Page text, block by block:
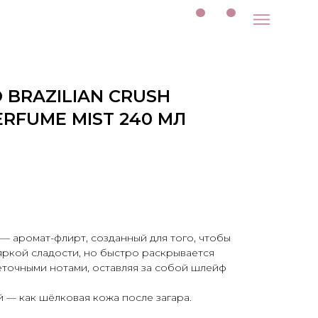
BRAZILIAN CRUSH
MIST 240 МЛ
аромат-флирт, созданный для того, чтобы
сладости, но быстро раскрывается
нотами, оставляя за собой шлейф
как шёлковая кожа после загара.